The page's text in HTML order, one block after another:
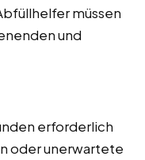
müssen
und
erforderlich
oder unerwartete